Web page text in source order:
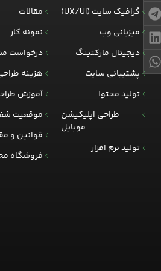
گرافیک سایت (UX/UI)
میزبانی وب
دیجیتال مارکتینگ
پشتیبانی سایت
تولید محتوا
طراحی اپلیکیشن
موبایل
تولید نرم افزار
مقالات
نمونه کار
درخواست
هزینه
آموزش
موقعیت
قوانین و
فروشگاه